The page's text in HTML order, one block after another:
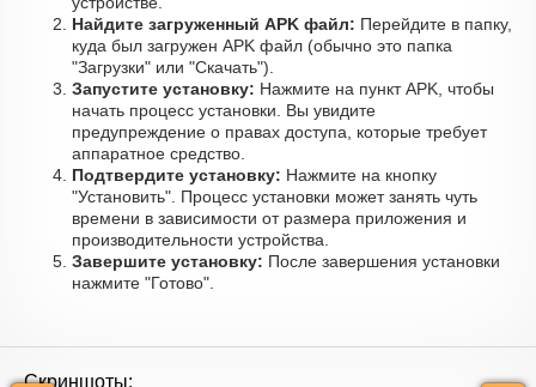
Найдите загруженный APK файл: Перейдите в папку,
куда был загружен APK файл (обычно это папка
"Загрузки" или "Скачать").
Запустите установку: Нажмите на пункт APK, чтобы
начать процесс установки. Вы увидите
предупреждение о правах доступа, которые требует
аппаратное средство.
Подтвердите установку: Нажмите на кнопку
"Установить". Процесс установки может занять чуть
времени в зависимости от размера приложения и
производительности устройства.
Завершите установку: После завершения установки
нажмите "Готово".
Скриншоты: